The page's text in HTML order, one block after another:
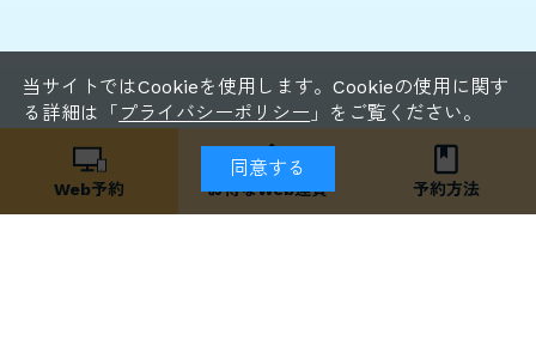
当サイトではCookieを使用します。Cookieの使用に関す
る詳細は「 プライバシーポリシー 」をご覧ください。
同意する
Web予約 お得なWeb運賃 予約方法